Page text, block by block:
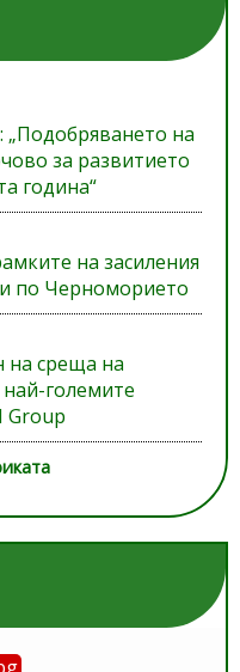
на
за развитието
година“
на засиления
по Черноморието
на среща на
големите
Group